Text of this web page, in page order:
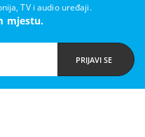
TV i audio uređaji.
mjestu.
PRIJAVI SE